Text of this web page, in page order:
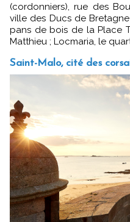
(cordonniers), rue des
ville des Ducs de
pans de bois de la Place
Matthieu ; Locmaria, le
Saint-Malo, cité des